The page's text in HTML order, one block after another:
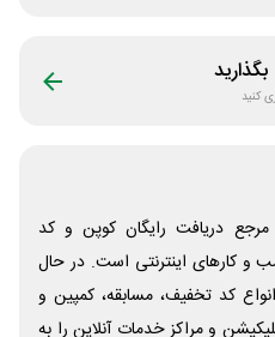
کنید
دریافت رایگان کوپن و کد
و‌ کارهای اینترنتی است. در حال
کد تخفیف، مسابقه، کمپین و
و مراکز خدمات آنلاین را به